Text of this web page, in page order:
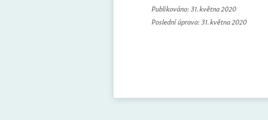
Publikováno: 31. května 2020
Poslední úprava: 31. května 2020